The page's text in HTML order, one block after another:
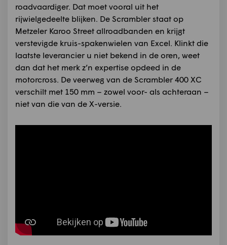
roadvaardiger. Dat moet vooral uit het
rijwielgedeelte blijken. De Scrambler staat op
Metzeler Karoo Street allroadbanden en krijgt
verstevigde kruis-spakenwielen van Excel. Klinkt die
laatste leverancier u niet bekend in de oren, weet
dan dat het merk z’n expertise opdeed in de
motorcross. De veerweg van de Scrambler 400 XC
verschilt met 150 mm – zowel voor- als achteraan –
niet van die van de X-versie.